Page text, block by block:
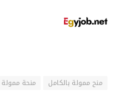
منح ممولة بالكامل منحة ممولة